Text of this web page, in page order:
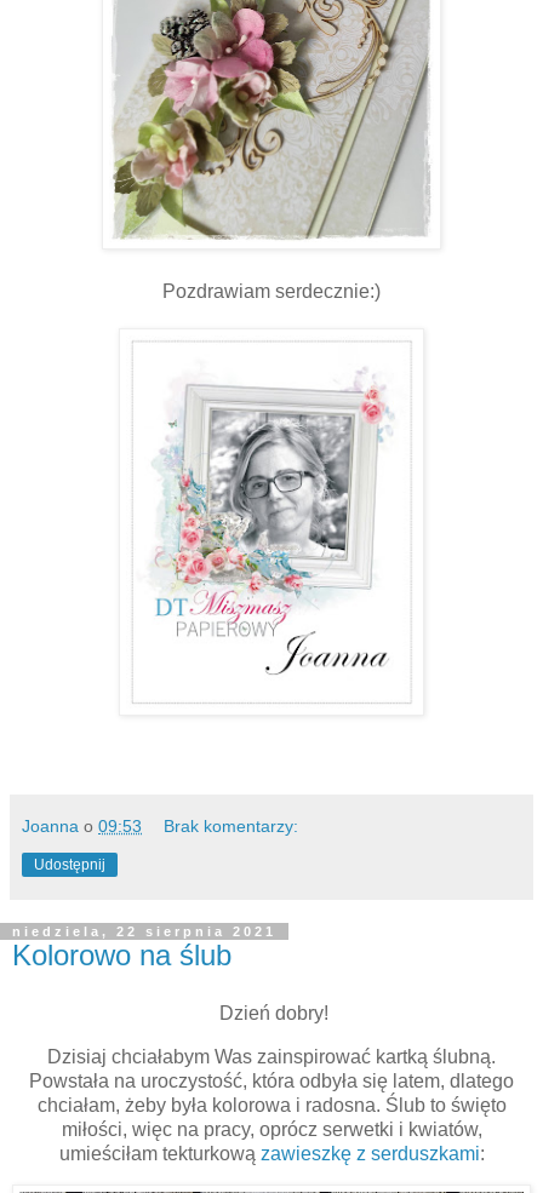
Pozdrawiam serdecznie:)
Joanna o 09:53 Brak komentarzy:
Udostępnij
niedziela, 22 sierpnia 2021
Kolorowo na ślub
Dzień dobry!
Dzisiaj chciałabym Was zainspirować kartką ślubną.
Powstała na uroczystość, która odbyła się latem, dlatego
chciałam, żeby była kolorowa i radosna. Ślub to święto
miłości, więc na pracy, oprócz serwetki i kwiatów,
umieściłam tekturkową zawieszkę z serduszkami: